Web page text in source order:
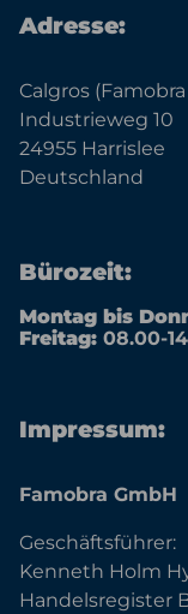
Adresse:
Calgros
Industrieweg 10
24955 Harrislee
Deutschland
Bürozeit:
Montag bis
Freitag: 08.00-
Impressum:
Famobra GmbH
Geschäftsführer:
Kenneth Holm
Handelsregister